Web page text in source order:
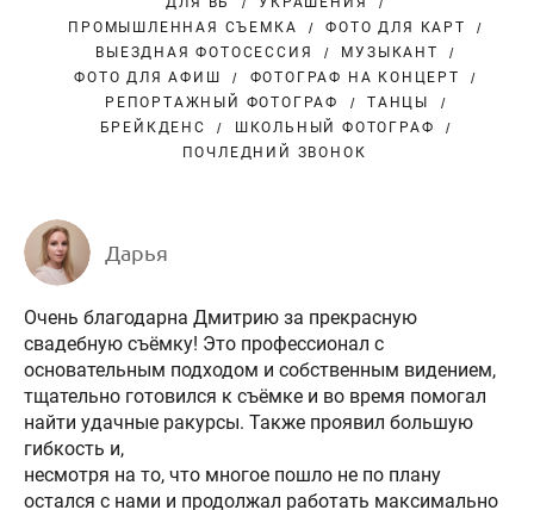
ПРОМЫШЛЕННАЯ СЪЕМКА
ФОТО ДЛЯ КАРТ
ВЫЕЗДНАЯ ФОТОСЕССИЯ
МУЗЫКАНТ
ФОТО ДЛЯ АФИШ
ФОТОГРАФ НА КОНЦЕРТ
РЕПОРТАЖНЫЙ ФОТОГРАФ
ТАНЦЫ
БРЕЙКДЕНС
ШКОЛЬНЫЙ ФОТОГРАФ
ПОЧЛЕДНИЙ ЗВОНОК
Дарья
Очень благодарна Дмитрию за прекрасную
свадебную съёмку! Это профессионал с
основательным подходом и собственным видением,
тщательно готовился к съёмке и во время помогал
найти удачные ракурсы. Также проявил большую
гибкость и,
несмотря на то, что многое пошло не по плану
остался с нами и продолжал работать максимально